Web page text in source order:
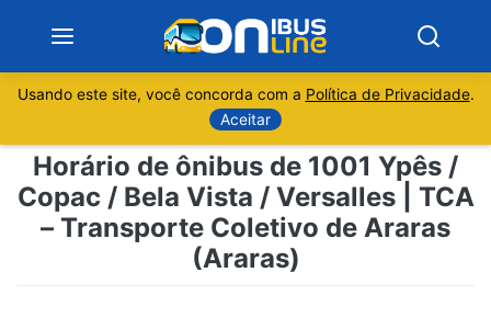
Sobre
Minas Gerais
Usando este site, você concorda com a Política de Privacidade.
Aceitar
Horário de ônibus de 1001 Ypês /
Copac / Bela Vista / Versalles | TCA
– Transporte Coletivo de Araras
(Araras)